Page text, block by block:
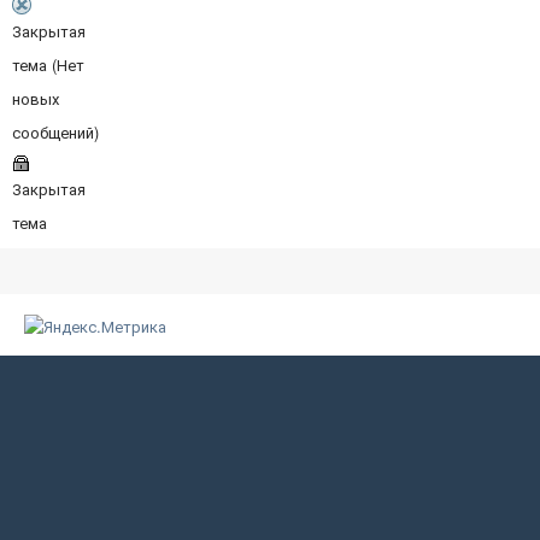
Закрытая
тема (Нет
новых
сообщений)
Закрытая
тема